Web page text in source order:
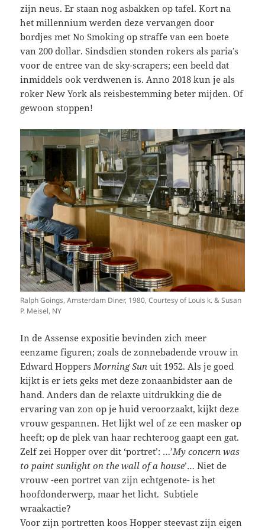
zijn neus. Er staan nog asbakken op tafel. Kort na
het millennium werden deze vervangen door
bordjes met No Smoking op straffe van een boete
van 200 dollar. Sindsdien stonden rokers als paria’s
voor de entree van de sky-scrapers; een beeld dat
inmiddels ook verdwenen is. Anno 2018 kun je als
roker New York als reisbestemming beter mijden. Of
gewoon stoppen!
Ralph Goings, Amsterdam Diner, 1980, Courtesy of Louis k. & Susan
P. Meisel, NY
In de Assense expositie bevinden zich meer
eenzame figuren; zoals de zonnebadende vrouw in
Edward HoppersMorning Sun uit 1952. Als je goed
kijkt is er iets geks met deze zonaanbidster aan de
hand. Anders dan de relaxte uitdrukking die de
ervaring van zon op je huid veroorzaakt, kijkt deze
vrouw gespannen. Het lijkt wel of ze een masker op
heeft; op de plek van haar rechteroog gaapt een gat.
Zelf zei Hopper over dit ‘portret’: …’My concern was
to paint sunlight on the wall of a house’… Niet de
vrouw -een portret van zijn echtgenote- is het
hoofdonderwerp, maar het licht. Subtiele
wraakactie?
Voor zijn portretten koos Hopper steevast zijn eigen